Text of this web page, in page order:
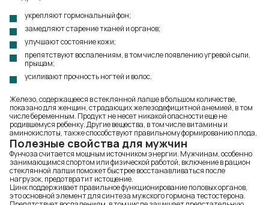
укрепляют гормональный фон;
замедляют старение тканей и органов;
улучшают состояние кожи;
препятствуют воспалениям, в том числе появлению угревой сыпи,
прыщам;
усиливают прочность ногтей и волос.
Железо, содержащееся в стеклянной лапше в большом количестве,
показано для женщин, страдающих железодефицитной анемией, в том
числе беременным. Продукт не несет никакой опасности еще не
родившемуся ребенку. Другие вещества, в том числе витамины и
аминокислоты, также способствуют правильному формированию плода.
Полезные свойства для мужчин
Фунчоза считается мощным источником энергии. Мужчинам, особенно
занимающимся спортом или физической работой, включение в рацион
стеклянной лапши поможет быстрее восстанавливаться после
нагрузок, предотвратит истощение.
Цинк поддерживает правильное функционирование половых органов,
это основной элемент для синтеза мужского гормона тестостерона.